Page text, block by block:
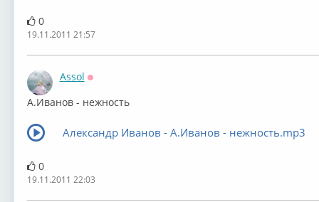
0
19.11.2011 21:57
Assol
А.Иванов - нежность
Александр Иванов - А.Иванов - нежность.mp3
0
19.11.2011 22:03